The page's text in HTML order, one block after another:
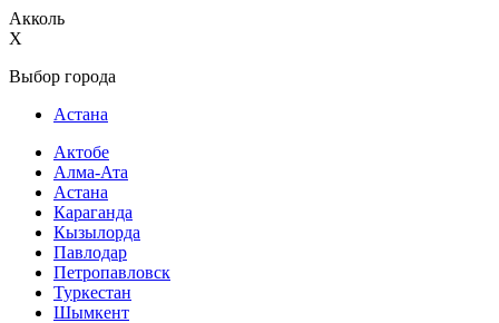
Акколь
X
Выбор города
Астана
Актобе
Алма-Ата
Астана
Караганда
Кызылорда
Павлодар
Петропавловск
Туркестан
Шымкент